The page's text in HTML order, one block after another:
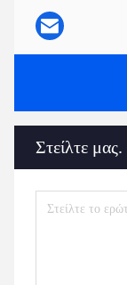
Στείλτε μας.